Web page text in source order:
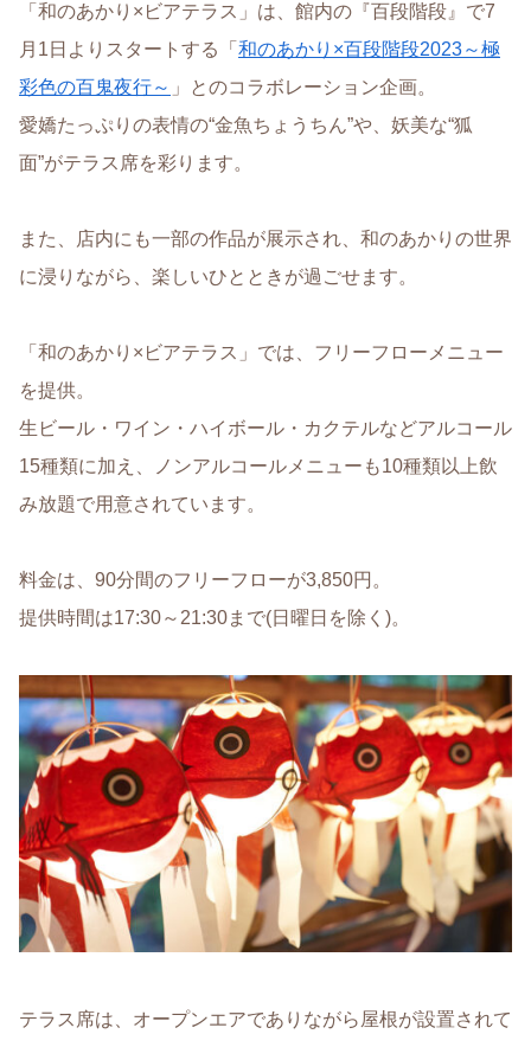
「和のあかり×ビアテラス」は、館内の『百段階段』で7
月1日よりスタートする「 和のあかり×百段階段2023～極
彩色の百鬼夜行～ 」とのコラボレーション企画。
愛嬌たっぷりの表情の“金魚ちょうちん”や、妖美な“狐
面”がテラス席を彩ります。
また、店内にも一部の作品が展示され、和のあかりの世界
に浸りながら、楽しいひとときが過ごせます。
「和のあかり×ビアテラス」では、フリーフローメニュー
を提供。
生ビール・ワイン・ハイボール・カクテルなどアルコール
15種類に加え、ノンアルコールメニューも10種類以上飲
み放題で用意されています。
料金は、90分間のフリーフローが3,850円。
提供時間は17:30～21:30まで(日曜日を除く)。
テラス席は、オープンエアでありながら屋根が設置されて